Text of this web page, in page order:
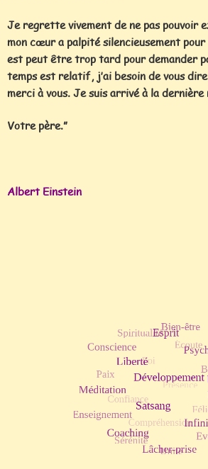
Je regrette vivement de ne pas pouvoir
mon cœur a palpité silencieusement
est peut être trop tard pour demander
temps est relatif, j’ai besoin de vous
merci à vous. Je suis arrivé à la dernière
Votre père.”
Albert Einstein